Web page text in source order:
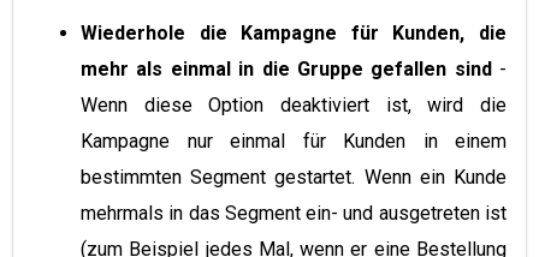
Wiederhole die Kampagne für Kunden, die
mehr als einmal in die Gruppe gefallen sind-
Wenn diese Option deaktiviert ist, wird die
Kampagne nur einmal für Kunden in einem
bestimmten Segment gestartet. Wenn ein Kunde
mehrmals in das Segment ein- und ausgetreten ist
(zum Beispiel jedes Mal, wenn er eine Bestellung